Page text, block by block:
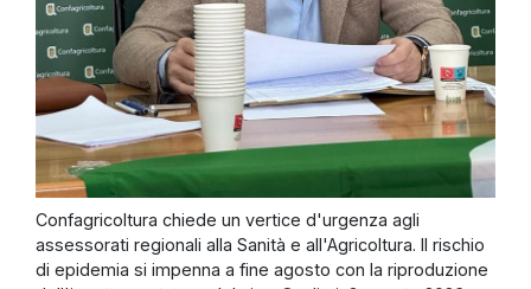
Confagricoltura chiede un vertice d'urgenza agli
assessorati regionali alla Sanità e all'Agricoltura. Il rischio
di epidemia si impenna a fine agosto con la riproduzione